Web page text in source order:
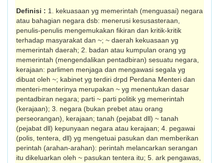
Definisi : 1. kekuasaan yg memerintah (menguasai) negara
atau bahagian negara dsb: menerusi kesusasteraan,
penulis-penulis mengemukakan fikiran dan kritik-kritik
terhadap masyarakat dan ~; ~ daerah kekuasa­an yg
memerintah daerah; 2. badan atau kum­pulan orang yg
memerintah (mengendalikan pentadbiran) sesuatu negara,
kerajaan: parlimen menjaga dan mengawasi segala yg
dibuat oleh ~; kabinet yg terdiri drpd Perdana Menteri dan
menteri-menterinya merupakan ~ yg menentukan dasar
pentadbiran negara; parti ~ parti politik yg meme­rintah
(kerajaan); 3. negara (bukan prebet atau orang
perseorangan), kerajaan; tanah (pejabat dll) ~ tanah
(pejabat dll) kepunyaan negara atau kerajaan; 4. pegawai
(polis, ten­tera, dll) yg mengetuai pasukan dan mem­berikan
perintah (arahan-arahan): perintah melancarkan serangan
itu dikeluarkan oleh ~ pasukan tentera itu; 5. ark pengawas,